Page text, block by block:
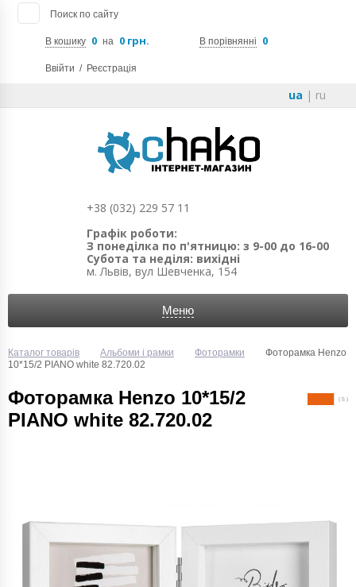
Поиск по сайту
В кошику 0 на 0 грн. В порівнянні 0
Ввійти / Реєстрація
ua | ru
+38 (032) 229 57 11
Графік роботи:
З понеділка по п'ятницю: з 9-00 до 16-00
Субота та неділя: вихідні
м. Львів, вул Шевченка, 154
Меню
Каталог товарів Альбоми і рамки Фоторамки
Фоторамка Henzo
10*15/2 PIANO white 82.720.02
Фоторамка Henzo 10*15/2
PIANO white 82.720.02
( 5 )